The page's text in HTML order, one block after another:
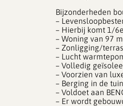
Bijzonderheden
–
– Hierbij komt 1/
– Woning van 97
– Zonligging/
– Lucht
– Volledig
– Voorzien van
– Berging in de
– Voldoet aan
– Er wordt